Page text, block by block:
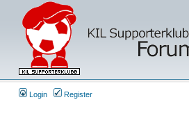
Login Register